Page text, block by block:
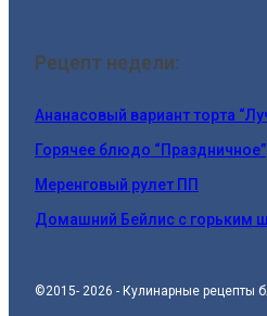
Рецепт недели:
Ананасовый вариант торта
Горячее блюдо “Праздничное”
Меренговый рулет ПП
Домашний Бейлис с горьким
©2015- 2026 - Кулинарные рецепты